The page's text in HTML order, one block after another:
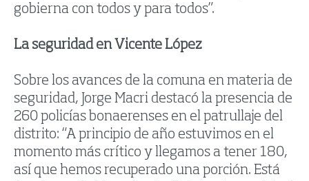
gobierna con todos y para todos”.
La seguridad en Vicente López
Sobre los avances de la comuna en materia de
seguridad, Jorge Macri destacó la presencia de
260 policías bonaerenses en el patrullaje del
distrito: “A principio de año estuvimos en el
momento más crítico y llegamos a tener 180,
así que hemos recuperado una porción. Está